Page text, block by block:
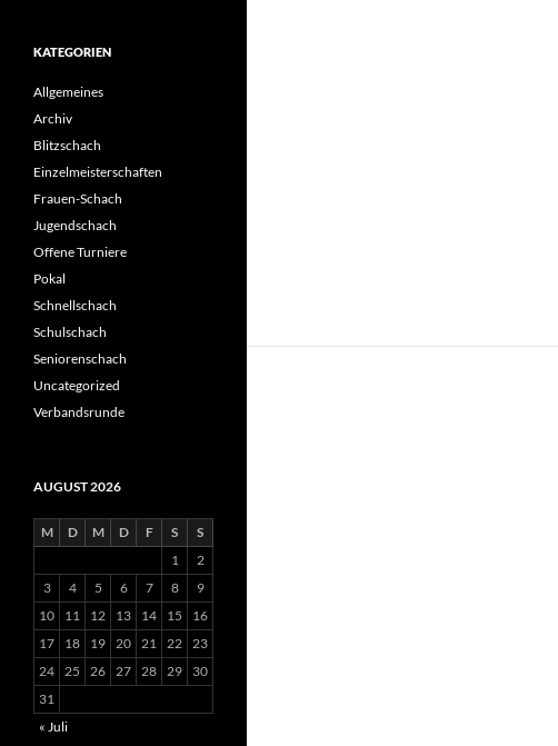
KATEGORIEN
Allgemeines
Archiv
Blitzschach
Einzelmeisterschaften
Frauen-Schach
Jugendschach
Offene Turniere
Pokal
Schnellschach
Schulschach
Seniorenschach
Uncategorized
Verbandsrunde
AUGUST 2026
M D M D F S
S
1
2
3
4 5 6 7 8
9
10
11 12 13 14 15
16
17
18 19 20 21 22 23
24 25 26 27 28 29
30
31
« Juli